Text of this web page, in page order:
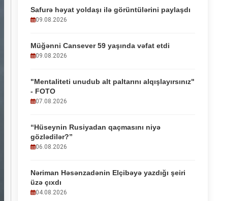
Safurə həyat yoldaşı ilə görüntülərini paylaşdı
09.08.2026
Müğənni Cansever 59 yaşında vəfat etdi
09.08.2026
"Mentaliteti unudub alt paltarını alqışlayırsınız"
- FOTO
07.08.2026
“Hüseynin Rusiyadan qaçmasını niyə
gözlədilər?”
06.08.2026
Nəriman Həsənzadənin Elçibəyə yazdığı şeiri
üzə çıxdı
04.08.2026